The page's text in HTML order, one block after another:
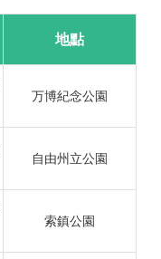
地點
万博紀念公園
自由州立公園
索鎮公園